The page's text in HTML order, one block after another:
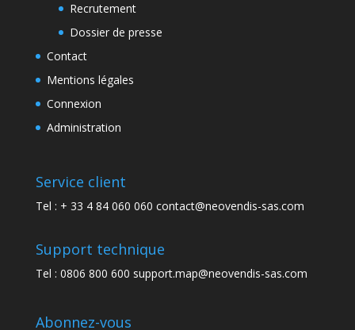
Recrutement
Dossier de presse
Contact
Mentions légales
Connexion
Administration
Service client
Tel : + 33 4 84 060 060 contact@neovendis-sas.com
Support technique
Tel : 0806 800 600 support.map@neovendis-sas.com
Abonnez-vous